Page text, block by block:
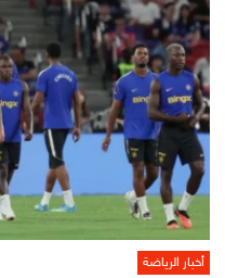
أخبار الرياضة